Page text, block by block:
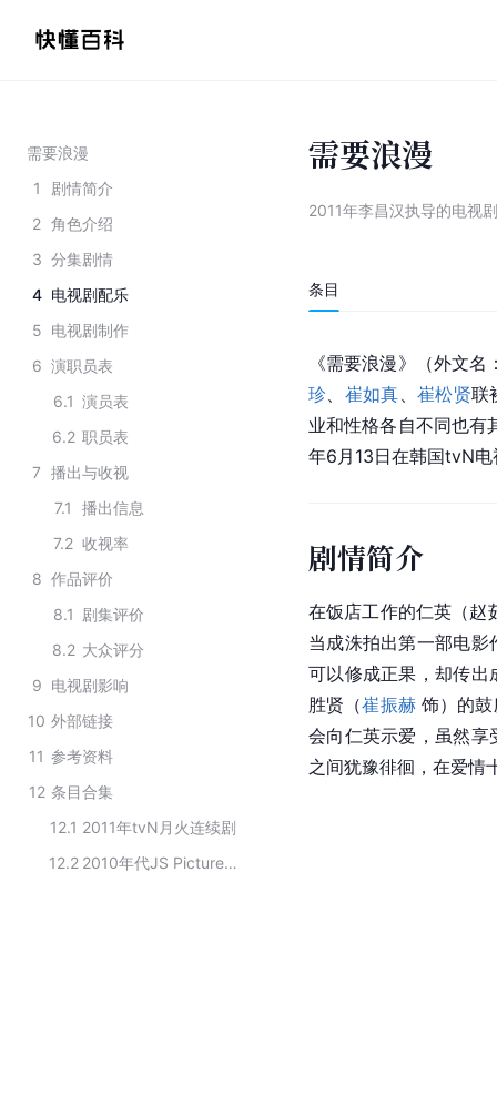
需要浪漫
1
剧情简介
2 角色介绍
3 分集剧情
4 电视剧配乐
5 电视剧制作
6 演职员表
6.1 演员表
6.2 职员表
7 播出与收视
7.1
播出信息
7.2 收视率
8 作品评价
8.1 剧集评价
8.2 大众评分
9 电视剧影响
10 外部链接
11 参考资料
12 条目合集
12.1 2011年tvN月火连续剧
12.2
2010年代JS Pictures旗下电视剧
需要浪漫
2011年李昌汉执导的电视剧
条目
《需要浪漫》（外文
珍
崔如真 、崔松贤联
业和性格各自不同也有
年6月13日在韩国tvN电
剧情简介
在饭店工作的仁英（赵
当成洙拍出第一部电
可以修成正果，却传出
胜贤（崔振赫 饰）的鼓
会向仁英示爱，虽然享
之间犹豫徘徊，在爱情